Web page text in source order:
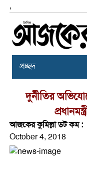
,
প্রচ্ছদ
দুর্নীতির
আজকের কুমিল্লা ডট কম :
October 4, 2018